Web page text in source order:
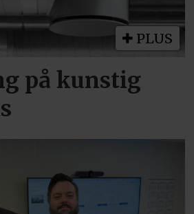
PLUS
på kunstig